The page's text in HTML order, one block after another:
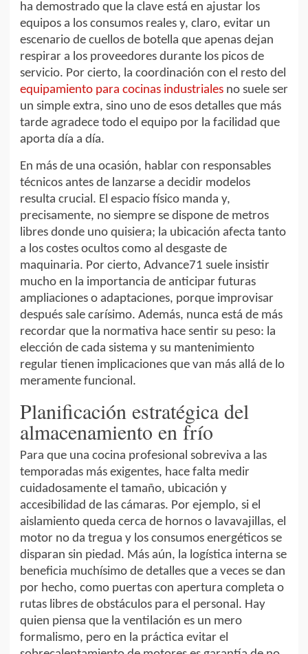
ha demostrado que la clave está en ajustar los
equipos a los consumos reales y, claro, evitar un
escenario de cuellos de botella que apenas dejan
respirar a los proveedores durante los picos de
servicio. Por cierto, la coordinación con el resto del
equipamiento para cocinas industriales no suele ser
un simple extra, sino uno de esos detalles que más
tarde agradece todo el equipo por la facilidad que
aporta día a día.
En más de una ocasión, hablar con responsables
técnicos antes de lanzarse a decidir modelos
resulta crucial. El espacio físico manda y,
precisamente, no siempre se dispone de metros
libres donde uno quisiera; la ubicación afecta tanto
a los costes ocultos como al desgaste de
maquinaria. Por cierto, Advance71 suele insistir
mucho en la importancia de anticipar futuras
ampliaciones o adaptaciones, porque improvisar
después sale carísimo. Además, nunca está de más
recordar que la normativa hace sentir su peso: la
elección de cada sistema y su mantenimiento
regular tienen implicaciones que van más allá de lo
meramente funcional.
Planificación estratégica del
almacenamiento en frío
Para que una cocina profesional sobreviva a las
temporadas más exigentes, hace falta medir
cuidadosamente el tamaño, ubicación y
accesibilidad de las cámaras. Por ejemplo, si el
aislamiento queda cerca de hornos o lavavajillas, el
motor no da tregua y los consumos energéticos se
disparan sin piedad. Más aún, la logística interna se
beneficia muchísimo de detalles que a veces se dan
por hecho, como puertas con apertura completa o
rutas libres de obstáculos para el personal. Hay
quien piensa que la ventilación es un mero
formalismo, pero en la práctica evitar el